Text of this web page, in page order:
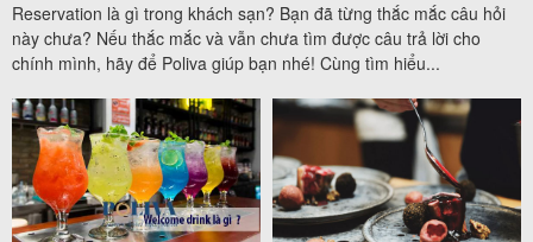
Reservation là gì trong khách sạn? Bạn đã từng thắc mắc câu hỏi
này chưa? Nếu thắc mắc và vẫn chưa tìm được câu trả lời cho
chính mình, hãy để Poliva giúp bạn nhé! Cùng tìm hiểu...